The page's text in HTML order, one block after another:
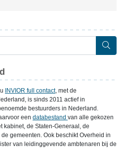
INVIOR full contact, met de
is sinds 2011 actief in
bestuurders in Nederland.
een databestand van alle gekozen
kabinet, de Staten-Generaal, de
gemeenten. Ook beschikt Overheid in
van leidinggevende ambtenaren bij de